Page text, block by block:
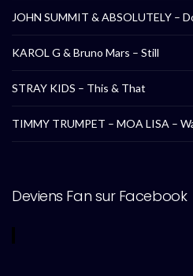
JOHN SUMMIT & ABSOLUTELY –
KAROL G & Bruno Mars – Still
STRAY KIDS – This & That
TIMMY TRUMPET – MOA LISA –
Deviens Fan sur Facebook